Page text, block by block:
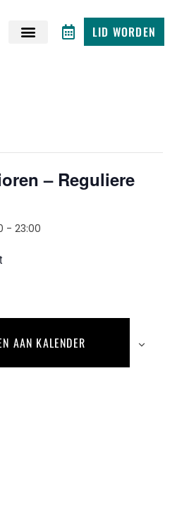
LID WORDEN
– Reguliere
- 23:00
AAN KALENDER